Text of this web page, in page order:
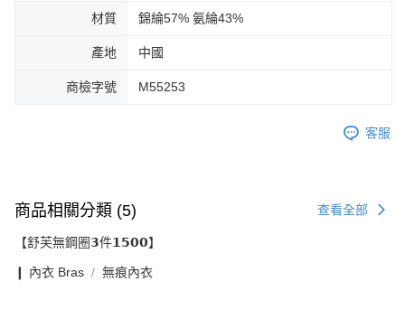
材質 錦綸57% 氨綸43%
產地 中國
商檢字號 M55253
客服
商品相關分類 (5) 查看全部
【舒芙無鋼圈𝟯件𝟭𝟱𝟬𝟬】
❙ 內衣 Bras 無痕內衣